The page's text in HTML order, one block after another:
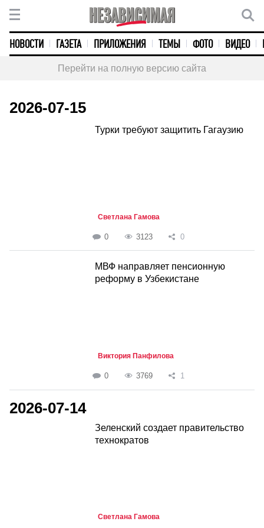
НОВОСТИ ГАЗЕТА ПРИЛОЖЕНИЯ ТЕМЫ ФОТО ВИДЕО
Перейти на полную версию сайта
2026-07-15
Турки требуют защитить Гагаузию
Светлана Гамова
0 3123 0
МВФ направляет пенсионную
реформу в Узбекистане
Виктория Панфилова
0 3769 1
2026-07-14
Зеленский создает правительство
технократов
Светлана Гамова